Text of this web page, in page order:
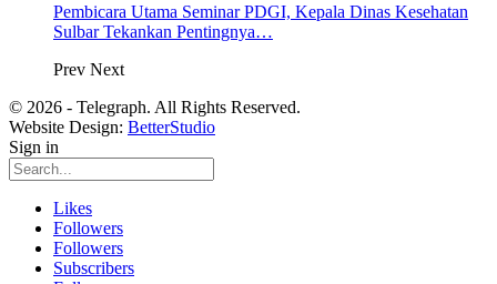
Pembicara Utama Seminar PDGI, Kepala Dinas Kesehatan
Sulbar Tekankan Pentingnya…
Prev Next
© 2026 - Telegraph. All Rights Reserved.
Website Design: BetterStudio
Sign in
Likes
Followers
Followers
Subscribers